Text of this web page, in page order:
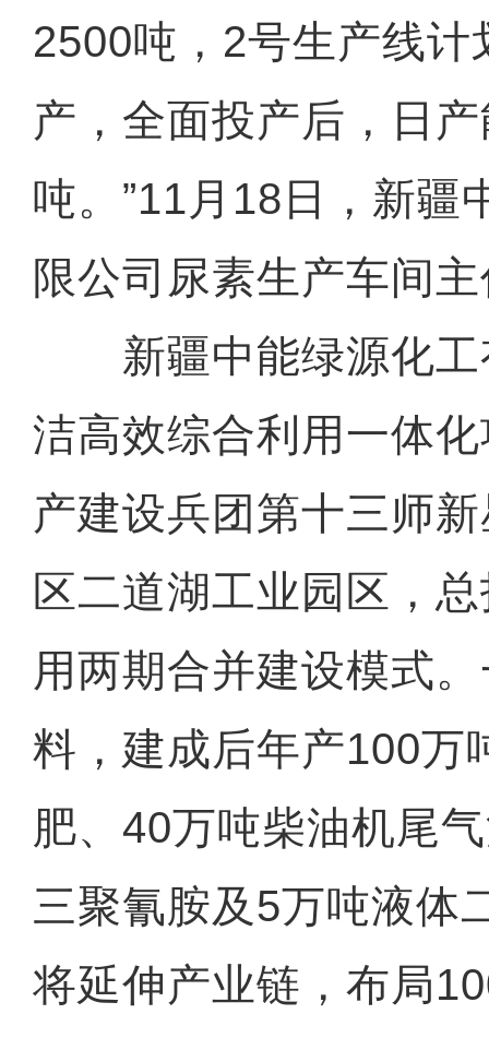
2500吨，2号生产线计
产，全面投产后，日
吨。”11月18日，新疆
限公司尿素生产车间
新疆中能绿源化工
洁高效综合利用一体
产建设兵团第十三师
区二道湖工业园区，
用两期合并建设模式
料，建成后年产100万
肥、40万吨柴油机尾
三聚氰胺及5万吨液体
将延伸产业链，布局